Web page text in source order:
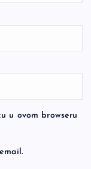
u ovom browseru